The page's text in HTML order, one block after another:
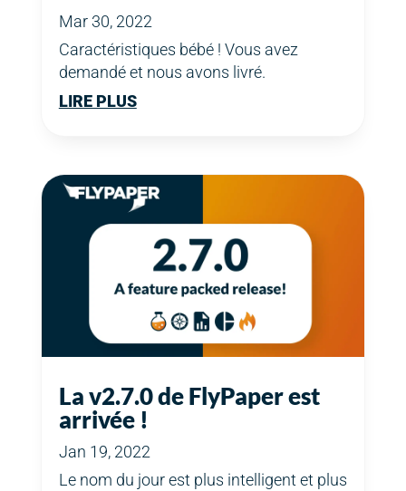
Mar 30, 2022
Caractéristiques bébé ! Vous avez
demandé et nous avons livré.
LIRE PLUS
La v2.7.0 de FlyPaper est
arrivée !
Jan 19, 2022
Le nom du jour est plus intelligent et plus